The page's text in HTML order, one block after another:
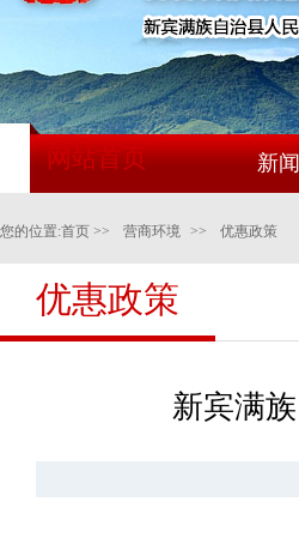
网站首页 新
您的位置:首页 >> 营商环境 >> 优惠政策
优惠政策
新宾满